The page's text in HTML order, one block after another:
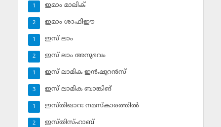
ഇമാം മാലിക്
1
ഇമാം ശാഫിഈ
2
ഇസ് ലാം
1
ഇസ് ലാം അനുഭവം
2
ഇസ് ലാമിക ഇന്‍ഷുറന്‍സ്‌
1
ഇസ് ലാമിക ബാങ്കിങ്‌
3
ഇസ്തിഖാറഃ നമസ്‌കാരത്തില്‍
1
ഇസ്തിസ്ഹാബ്
2